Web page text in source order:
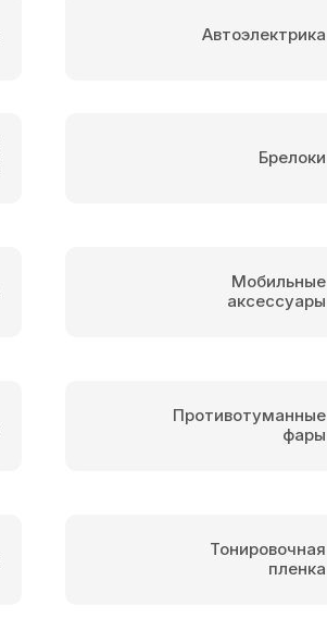
Мобильные
аксессуары
Автоэлектрика
Тонировочная
пленка
Брелоки
Противотуманные
фары